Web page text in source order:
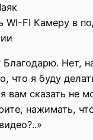
WI-FI Камеру в
Благодарю. Нет,
что я буду
вам сказать не
нажимать,